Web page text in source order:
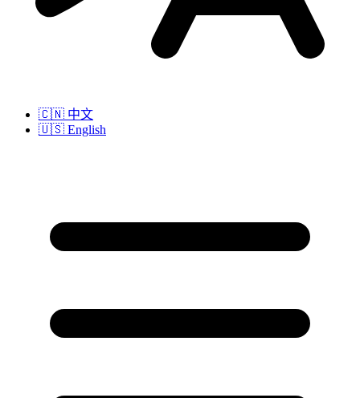
🇨🇳 中文
🇺🇸 English